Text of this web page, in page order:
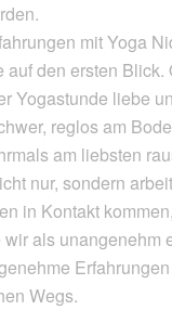
mit Yoga
den ersten
Yogastunde liebe
reglos am
am liebsten
nur, sondern
in Kontakt
als
Wegs.